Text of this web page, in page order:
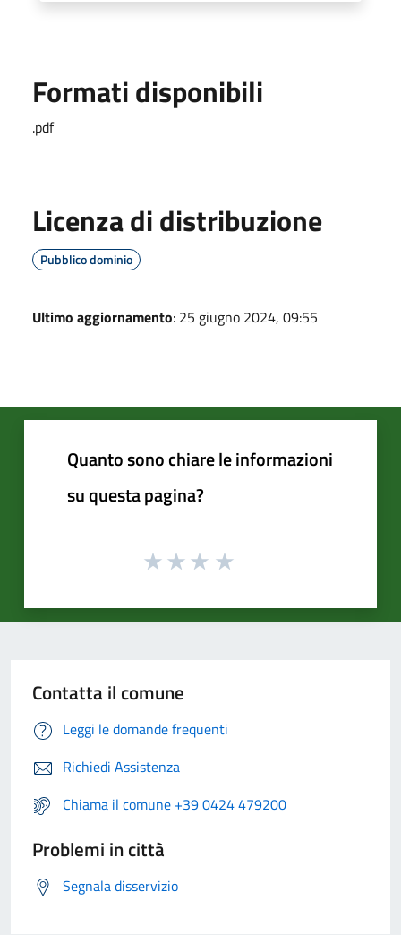
Formati disponibili
.pdf
Licenza di distribuzione
Pubblico dominio
Ultimo aggiornamento: 25 giugno 2024, 09:55
Quanto sono chiare le informazioni
su questa pagina?
Contatta il comune
Leggi le domande frequenti
Richiedi Assistenza
Chiama il comune +39 0424 479200
Problemi in città
Segnala disservizio